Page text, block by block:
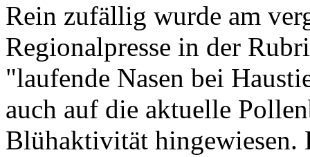
Rein zufällig wurde am
Regionalpresse in der
"laufende Nasen bei
auch auf die aktuelle
Blühaktivität hingewiesen.